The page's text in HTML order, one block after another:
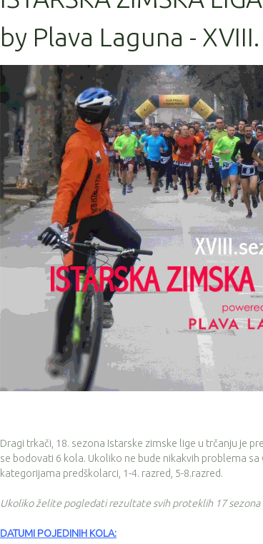
by Plava Laguna -
Dragi trkači, 18. sezona Istarske zimske lige u trčanju je
se bodovati 6 kola. Ukoliko ne bude nikakvih problema
kategorijama predškolarci, 1-4. razred, 5-8.razred.
Ukoliko želite pogledati rezultate svih proteklih 17
DATUMI POJEDINIH KOLA: